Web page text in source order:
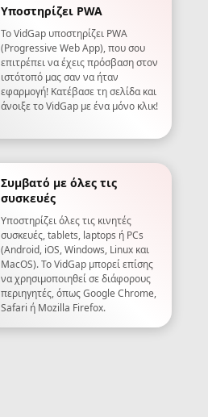
Υποστηρίζει PWA
Το VidGap υποστηρίζει PWA
(Progressive Web App), που σου
επιτρέπει να έχεις πρόσβαση στον
ιστότοπό μας σαν να ήταν
εφαρμογή! Κατέβασε τη σελίδα και
άνοιξε το VidGap με ένα μόνο κλικ!
Συμβατό με όλες τις
συσκευές
Υποστηρίζει όλες τις κινητές
συσκευές, tablets, laptops ή PCs
(Android, iOS, Windows, Linux και
MacOS). Το VidGap μπορεί επίσης
να χρησιμοποιηθεί σε διάφορους
περιηγητές, όπως Google Chrome,
Safari ή Mozilla Firefox.